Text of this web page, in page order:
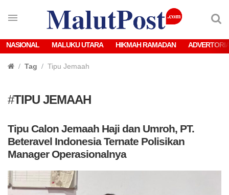
NASIONAL MALUKU UTARA HIKMAH RAMADAN
Tag Tipu Jemaah
#TIPU JEMAAH
Tipu Calon Jemaah Haji dan Umroh, PT.
Beteravel Indonesia Ternate Polisikan
Manager Operasionalnya